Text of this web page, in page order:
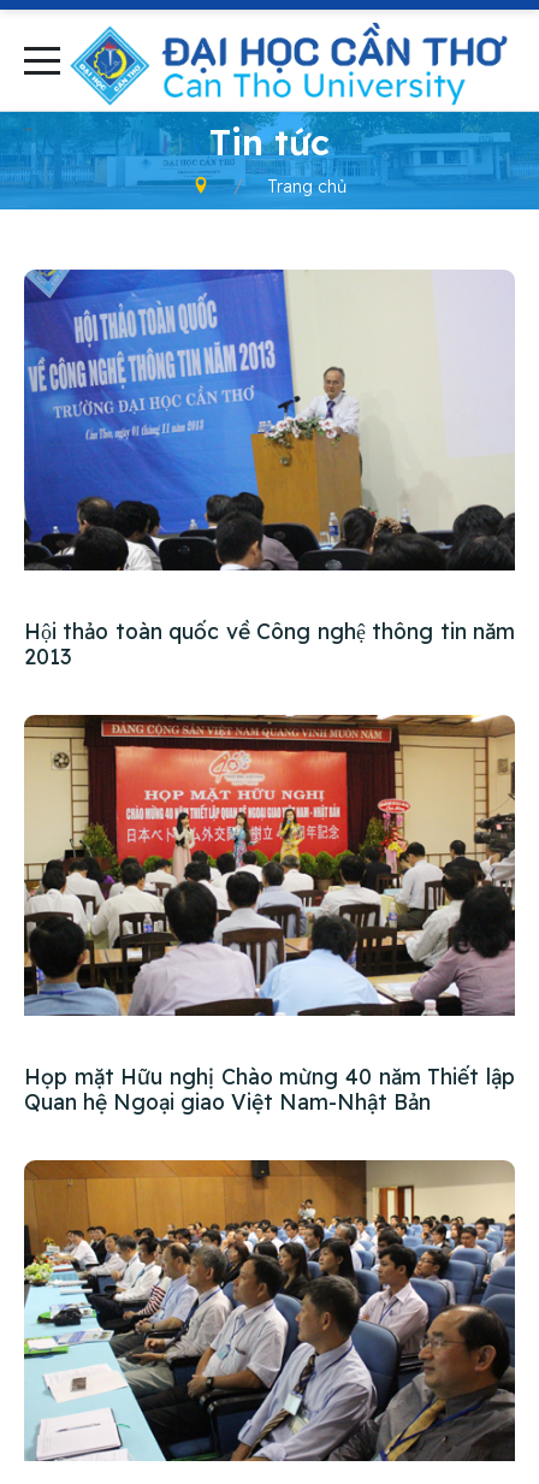
- Tin tức
Trang chủ
Hội thảo toàn quốc về Công nghệ thông tin năm
2013
Họp mặt Hữu nghị Chào mừng 40 năm Thiết lập
Quan hệ Ngoại giao Việt Nam-Nhật Bản